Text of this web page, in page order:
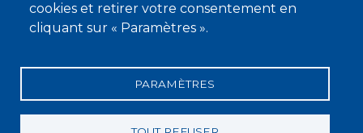
cookies et retirer votre consentement en
cliquant sur « Paramètres ».
PARAMÈTRES
Mentions légales
Conditions générales de vente